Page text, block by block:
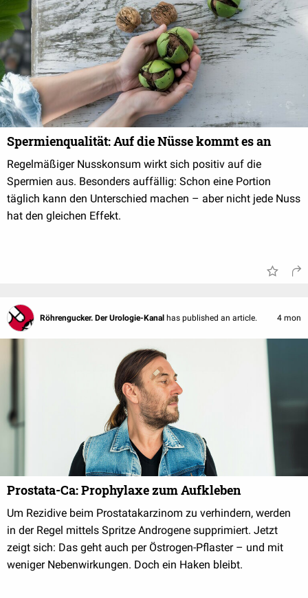
Spermienqualität: Auf die Nüsse kommt es an
Regelmäßiger Nusskonsum wirkt sich positiv auf die
Spermien aus. Besonders auffällig: Schon eine Portion
täglich kann den Unterschied machen – aber nicht jede Nuss
hat den gleichen Effekt.
Röhrengucker. Der Urologie-Kanal has published an article. 4 mon
Prostata-Ca: Prophylaxe zum Aufkleben
Um Rezidive beim Prostatakarzinom zu verhindern, werden
in der Regel mittels Spritze Androgene supprimiert. Jetzt
zeigt sich: Das geht auch per Östrogen-Pflaster – und mit
weniger Nebenwirkungen. Doch ein Haken bleibt.